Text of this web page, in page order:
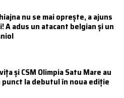
nu se mai oprește, a ajuns
A adus un atacant belgian și un
și CSM Olimpia Satu Mare au
la debutul în noua ediție